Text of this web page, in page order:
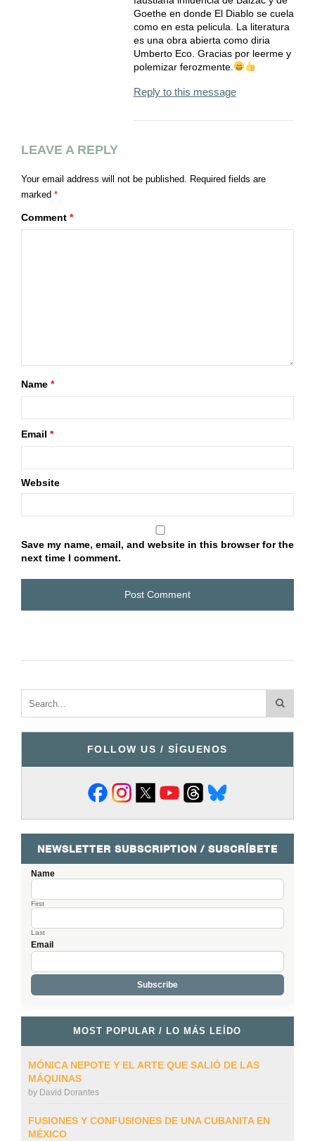
Goethe en donde El Diablo se cuela
como en esta pelicula. La literatura
es una obra abierta como diria
Umberto Eco. Gracias por leerme y
polemizar ferozmente.
Reply to this message
LEAVE A REPLY
Your email address will not be published. Required fields are
marked *
Comment *
Name *
Email *
Website
Save my name, email, and website in this browser for the
next time I comment.
FOLLOW US / SÍGUENOS
NEWSLETTER SUBSCRIPTION / SUSCRÍBETE
Name
First
Last
Email
MOST POPULAR / LO MÁS LEÍDO
MÓNICA NEPOTE Y EL ARTE QUE SALIÓ DE LAS
MÁQUINAS
by David Dorantes
FUSIONES Y CONFUSIONES DE UNA CUBANITA EN
MÉXICO